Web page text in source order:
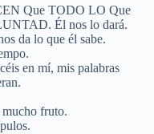
Que TODO LO Que
Él nos lo dará.
da lo que él sabe.
en mí, mis palabras
mucho fruto.